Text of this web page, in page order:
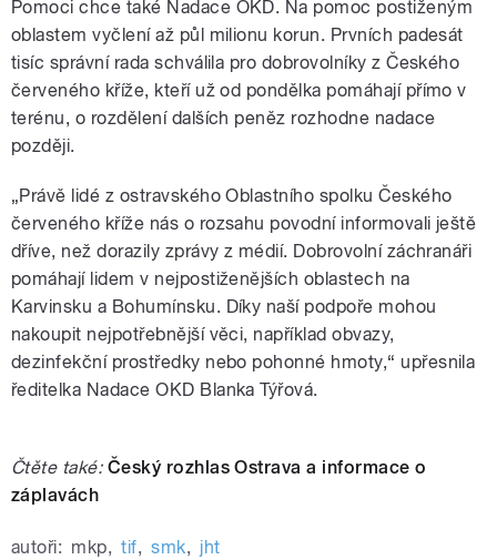
Pomoci chce také Nadace OKD. Na pomoc postiženým
oblastem vyčlení až půl milionu korun. Prvních padesát
tisíc správní rada schválila pro dobrovolníky z Českého
červeného kříže, kteří už od pondělka pomáhají přímo v
terénu, o rozdělení dalších peněz rozhodne nadace
později.
„Právě lidé z ostravského Oblastního spolku Českého
červeného kříže nás o rozsahu povodní informovali ještě
dříve, než dorazily zprávy z médií. Dobrovolní záchranáři
pomáhají lidem v nejpostiženějších oblastech na
Karvinsku a Bohumínsku. Díky naší podpoře mohou
nakoupit nejpotřebnější věci, například obvazy,
dezinfekční prostředky nebo pohonné hmoty,“ upřesnila
ředitelka Nadace OKD Blanka Týřová.
Čtěte také: Český rozhlas Ostrava a informace o
záplavách
autoři: mkp, tif, smk, jht